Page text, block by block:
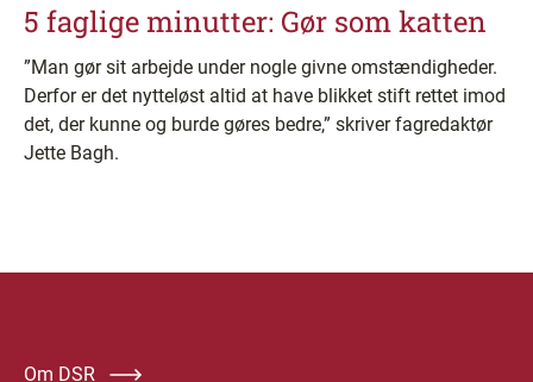
5 faglige minutter: Gør som katten
”Man gør sit arbejde under nogle givne omstændigheder.
Derfor er det nytteløst altid at have blikket stift rettet imod
det, der kunne og burde gøres bedre,” skriver fagredaktør
Jette Bagh.
Om DSR